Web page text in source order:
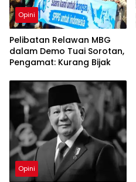
Opini
Pelibatan Relawan MBG
dalam Demo Tuai Sorotan,
Pengamat: Kurang Bijak
Opini